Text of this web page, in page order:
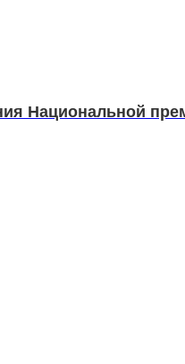
Национальной